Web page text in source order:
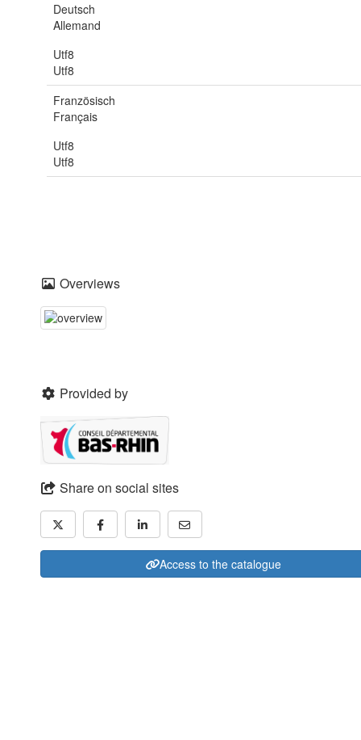
Deutsch
Allemand
Utf8
Utf8
Französisch
Français
Utf8
Utf8
Overviews
Provided by
Share on social sites
Access to the catalogue